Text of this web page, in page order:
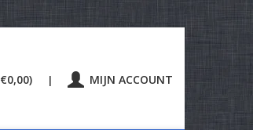
| MIJN ACCOUNT